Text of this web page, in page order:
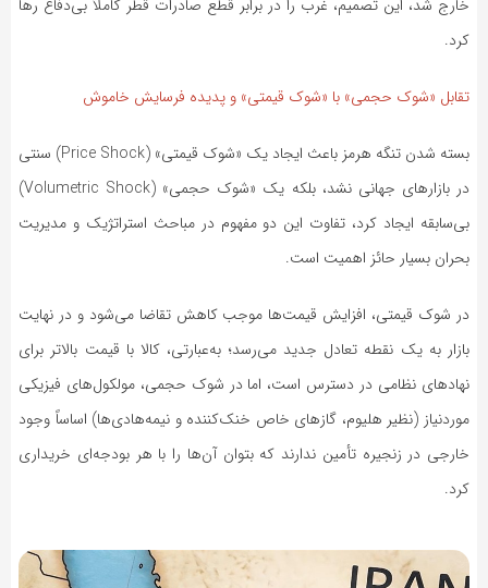
خارج شد، این تصمیم، غرب را در برابر قطع صادرات قطر کاملاً بی‌دفاع رها
کرد.
تقابل «شوک حجمی» با «شوک قیمتی» و پدیده فرسایش خاموش
بسته شدن تنگه هرمز باعث ایجاد یک «شوک قیمتی» (Price Shock) سنتی
در بازارهای جهانی نشد، بلکه یک «شوک حجمی» (Volumetric Shock)
بی‌سابقه ایجاد کرد، تفاوت این دو مفهوم در مباحث استراتژیک و مدیریت
بحران بسیار حائز اهمیت است.
در شوک قیمتی، افزایش قیمت‌ها موجب کاهش تقاضا می‌شود و در نهایت
بازار به یک نقطه تعادل جدید می‌رسد؛ به‌عبارتی، کالا با قیمت بالاتر برای
نهادهای نظامی در دسترس است، اما در شوک حجمی، مولکول‌های فیزیکی
موردنیاز (نظیر هلیوم، گازهای خاص خنک‌کننده و نیمه‌هادی‌ها) اساساً وجود
خارجی در زنجیره تأمین ندارند که بتوان آن‌ها را با هر بودجه‌ای خریداری
کرد.